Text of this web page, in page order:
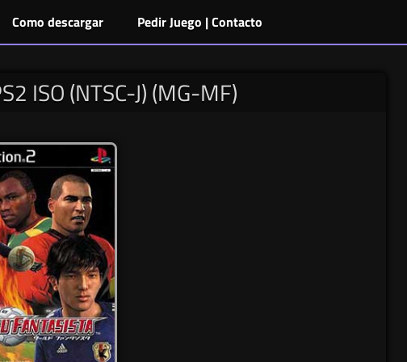
Como descargar Pedir Juego | Contacto
ISO (NTSC-J) (MG-MF)